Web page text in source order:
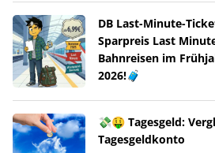
DB Last-Minute-
Sparpreis Last
Bahnreisen im
2026!🧳
💸🤑 Tagesgeld:
Tagesgeldkonto